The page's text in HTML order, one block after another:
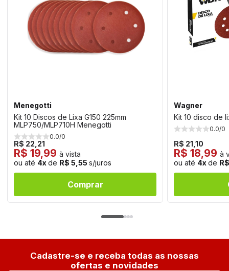
Menegotti
Kit 10 Discos de Lixa G150 225mm
MLP750/MLP710H Menegotti
0.0/0
R$ 22,21
R$ 19,99 à vista
ou até 4x de R$ 5,55 s/juros
Comprar
Wagner
Kit 10 disco de
0.0/0
R$ 21,10
R$ 18,99 à
ou até 4x de
Cadastre-se e receba todas as nossas
ofertas e novidades